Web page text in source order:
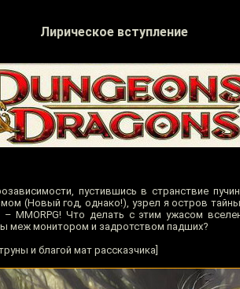
Лирическое вступление
пустившись в странствие
(Новый год, однако!), узрел я остров
MMORPG! Что делать с этим ужасом
меж монитором и задротством падших?
и благой мат рассказчика]